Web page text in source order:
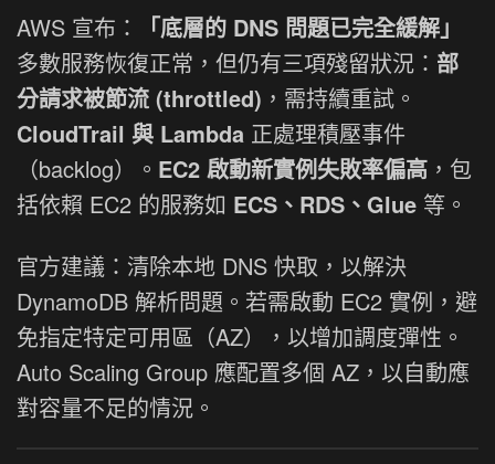
AWS 宣布：
「底層的 DNS 問題已完全緩解」
多數服務恢復正常，但仍有三項殘留狀況： 部
分請求被節流 (throttled) ，需持續重試。
CloudTrail 與 Lambda 正處理積壓事件
（backlog）。 EC2 啟動新實例失敗率偏高 ，包
括依賴 EC2 的服務如 ECS、RDS、Glue 等。
官方建議：清除本地 DNS 快取，以解決
DynamoDB 解析問題。若需啟動 EC2 實例，避
免指定特定可用區（AZ），以增加調度彈性。
Auto Scaling Group 應配置多個 AZ，以自動應
對容量不足的情況。